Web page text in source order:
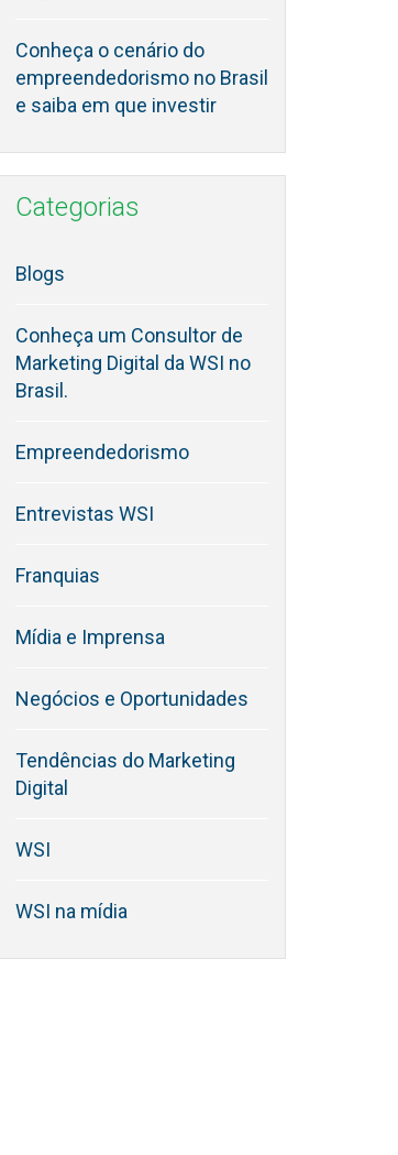
Conheça o cenário do
empreendedorismo no Brasil
e saiba em que investir
Categorias
Blogs
Conheça um Consultor de
Marketing Digital da WSI no
Brasil.
Empreendedorismo
Entrevistas WSI
Franquias
Mídia e Imprensa
Negócios e Oportunidades
Tendências do Marketing
Digital
WSI
WSI na mídia